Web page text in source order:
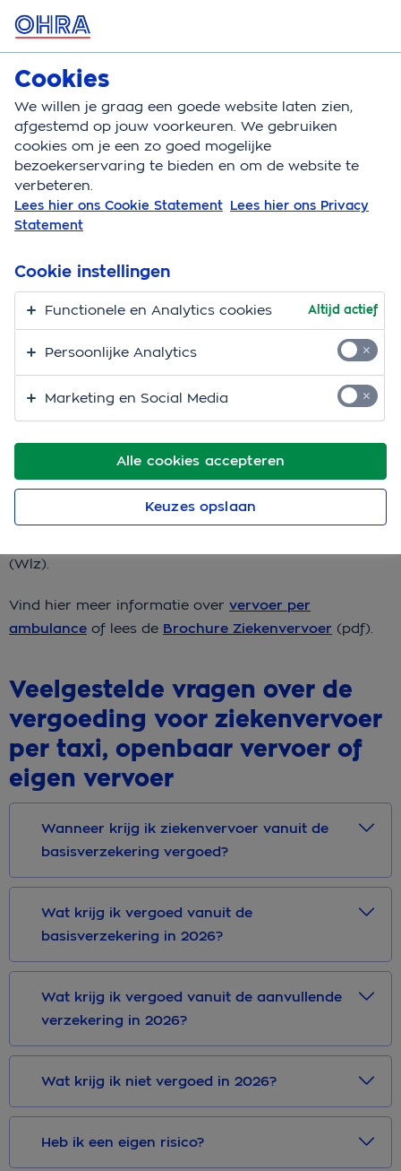
MENU
Zorgverzekering
Zorgverzekering Vergoeding Zittend
Vergoeding
ziekenvervoer per taxi,
openbaar vervoer of
eigen vervoer
Ziekenvervoer is vervoer van een patiënt naar een
ziekenhuis, dokter of therapeut. Dat kan met het
openbaar vervoer (bijvoorbeeld trein of bus), een
eigen auto, een huurauto of een taxi. Vervoer per
alle informatie over de vergoeding voor ziekenvervoer
per taxi, openbaar vervoer of eigen vervoer.
De therapie of behandeling wordt vergoed vanuit
(Wlz).
Vind hier meer informatie over vervoer per
ambulance of lees de Brochure Ziekenvervoer (pdf).
Veelgestelde vragen over de
vergoeding voor ziekenvervoer
per taxi, openbaar vervoer of
eigen vervoer
Wanneer krijg ik ziekenvervoer vanuit de
basisverzekering vergoed?
Wat krijg ik vergoed vanuit de
basisverzekering in 2026?
Wat krijg ik vergoed vanuit de aanvullende
verzekering in 2026?
Wat krijg ik niet vergoed in 2026?
Heb ik een eigen risico?
Cookies
We willen je graag een goede website laten zien,
afgestemd op jouw voorkeuren. We gebruiken
cookies om je een zo goed mogelijke
bezoekerservaring te bieden en om de website te
verbeteren.
Lees hier ons Cookie Statement Lees hier ons Privacy
Statement
Alle cookies accepteren
Cookie instellingen
Functionele en Analytics cookies Altijd actief
Persoonlijke Analytics
Marketing en Social Media
Keuzes opslaan